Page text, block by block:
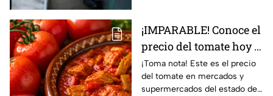
¡IMPARABLE! Conoce el
precio del tomate hoy 6
de agosto 2026 en
Veracruz
¡Toma nota! Este es el precio
del tomate en mercados y
supermercados del estado de